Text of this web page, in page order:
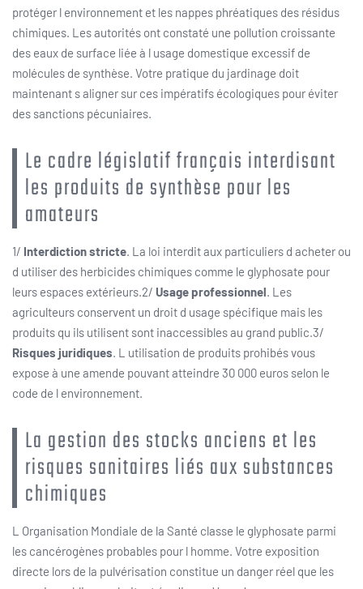
protéger l environnement et les nappes phréatiques des résidus
chimiques. Les autorités ont constaté une pollution croissante
des eaux de surface liée à l usage domestique excessif de
molécules de synthèse. Votre pratique du jardinage doit
maintenant s aligner sur ces impératifs écologiques pour éviter
des sanctions pécuniaires.
Le cadre législatif français interdisant
les produits de synthèse pour les
amateurs
1/ Interdiction stricte. La loi interdit aux particuliers d acheter ou
d utiliser des herbicides chimiques comme le glyphosate pour
leurs espaces extérieurs.2/ Usage professionnel. Les
agriculteurs conservent un droit d usage spécifique mais les
produits qu ils utilisent sont inaccessibles au grand public.3/
Risques juridiques. L utilisation de produits prohibés vous
expose à une amende pouvant atteindre 30 000 euros selon le
code de l environnement.
La gestion des stocks anciens et les
risques sanitaires liés aux substances
chimiques
L Organisation Mondiale de la Santé classe le glyphosate parmi
les cancérogènes probables pour l homme. Votre exposition
directe lors de la pulvérisation constitue un danger réel que les